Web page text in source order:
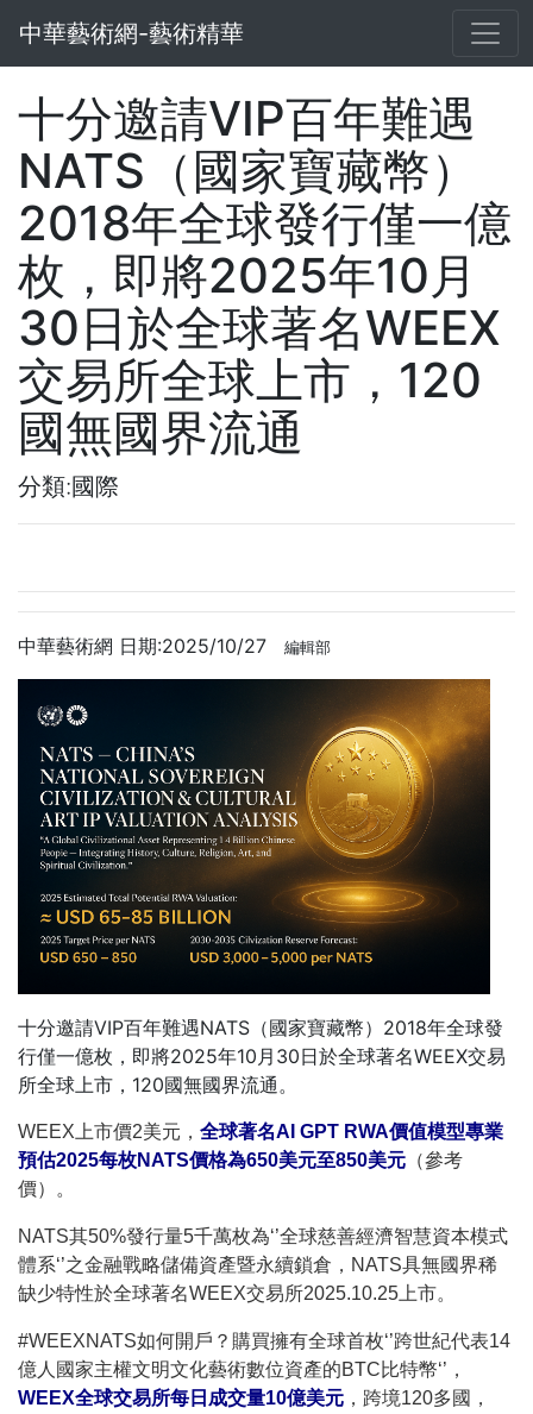
中華藝術網-藝術精華
十分邀請VIP百年難遇
NATS（國家寶藏幣）
2018年全球發行僅一億
枚，即將2025年10月
30日於全球著名WEEX
交易所全球上市，120
國無國界流通
分類:國際
中華藝術網 日期:2025/10/27 編輯部
十分邀請VIP百年難遇NATS（國家寶藏幣）2018年全球發
行僅一億枚，即將2025年10月30日於全球著名WEEX交易
所全球上市，120國無國界流通。
WEEX上市價2美元， 全球著名AI GPT RWA價值模型專業
預估2025每枚NATS價格為650美元至850美元 （參考
價）。
NATS其50%發行量5千萬枚為‘’全球慈善經濟智慧資本模式
體系‘’之金融戰略儲備資產暨永續鎖倉，NATS具無國界稀
缺少特性於全球著名WEEX交易所2025.10.25上市。
#WEEXNATS如何開戶？購買擁有全球首枚‘’跨世紀代表14
億人國家主權文明文化藝術數位資產的BTC比特幣‘’，
WEEX全球交易所每日成交量10億美元 ，跨境120多國，